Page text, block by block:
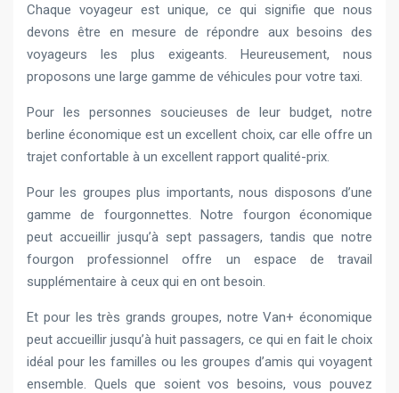
Chaque voyageur est unique, ce qui signifie que nous
devons être en mesure de répondre aux besoins des
voyageurs les plus exigeants. Heureusement, nous
proposons une large gamme de véhicules pour votre taxi.
Pour les personnes soucieuses de leur budget, notre
berline économique est un excellent choix, car elle offre un
trajet confortable à un excellent rapport qualité-prix.
Pour les groupes plus importants, nous disposons d’une
gamme de fourgonnettes. Notre fourgon économique
peut accueillir jusqu’à sept passagers, tandis que notre
fourgon professionnel offre un espace de travail
supplémentaire à ceux qui en ont besoin.
Et pour les très grands groupes, notre Van+ économique
peut accueillir jusqu’à huit passagers, ce qui en fait le choix
idéal pour les familles ou les groupes d’amis qui voyagent
ensemble. Quels que soient vos besoins, vous pouvez